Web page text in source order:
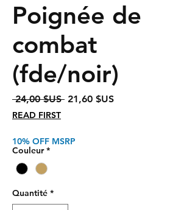
Poignée de
combat
(fde/noir)
24,00 $US Prix
21,60 $USPrix
READ FIRST
10% OFF MSRP
Couleur *
Quantité *